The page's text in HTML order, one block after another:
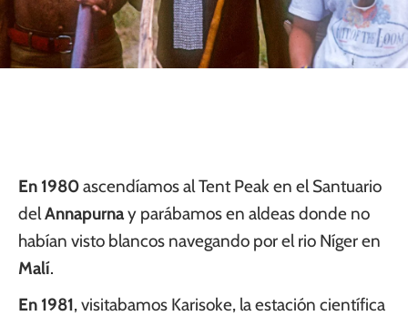
En 1980ascendíamos al Tent Peak en el Santuario
delAnnapurnay parábamos en aldeas donde no
habían visto blancos navegando por el rio Níger en
Malí.
En 1981, visitabamos Karisoke, la estación científica